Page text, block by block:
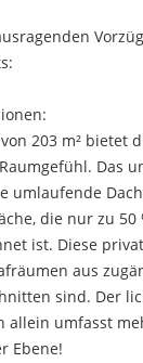
203 m² bietet
Das
umlaufende
die nur zu 50
ist. Diese
aus
sind. Der
allein umfasst
Ebene!